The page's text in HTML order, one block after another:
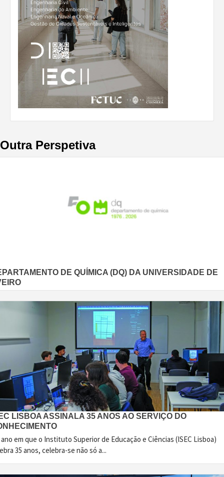
Outra Perspetiva
DE QUÍMICA (DQ) DA UNIVERSIDADE DE
LISBOA ASSINALA 35 ANOS AO SERVIÇO DO
em que o Instituto Superior de Educação e Ciências (ISEC Lisboa)
35 anos, celebra-se não só a...